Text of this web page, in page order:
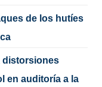
de los hutíes
distorsiones
en auditoría a la